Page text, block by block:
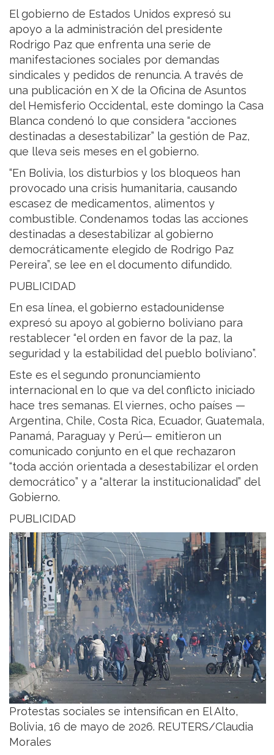
El gobierno de Estados Unidos expresó su
apoyo a la administración del presidente
Rodrigo Paz que enfrenta una serie de
manifestaciones sociales por demandas
sindicales y pedidos de renuncia. A través de
una publicación en X de la Oficina de Asuntos
del Hemisferio Occidental, este domingo la Casa
Blanca condenó lo que considera “acciones
destinadas a desestabilizar” la gestión de Paz,
que lleva seis meses en el gobierno.
“En Bolivia, los disturbios y los bloqueos han
provocado una crisis humanitaria, causando
escasez de medicamentos, alimentos y
combustible. Condenamos todas las acciones
destinadas a desestabilizar al gobierno
democráticamente elegido de Rodrigo Paz
Pereira”, se lee en el documento difundido.
PUBLICIDAD
En esa línea, el gobierno estadounidense
expresó su apoyo al gobierno boliviano para
restablecer “el orden en favor de la paz, la
seguridad y la estabilidad del pueblo boliviano”.
Este es el segundo pronunciamiento
internacional en lo que va del conflicto iniciado
hace tres semanas. El viernes, ocho países —
Argentina, Chile, Costa Rica, Ecuador, Guatemala,
Panamá, Paraguay y Perú— emitieron un
comunicado conjunto en el que rechazaron
“toda acción orientada a desestabilizar el orden
democrático” y a “alterar la institucionalidad” del
Gobierno.
PUBLICIDAD
Protestas sociales se intensifican en El Alto,
Bolivia, 16 de mayo de 2026. REUTERS/Claudia
Morales